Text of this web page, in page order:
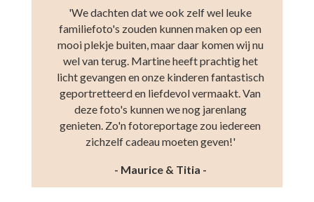
'We dachten dat we ook zelf wel leuke
familiefoto's zouden kunnen maken op een
mooi plekje buiten, maar daar komen wij nu
wel van terug. Martineheeft prachtig het
licht gevangen en onze kinderen fantastisch
geportretteerd en liefdevol vermaakt. Van
deze foto's kunnen we nog jarenlang
genieten. Zo'n fotoreportage zou iedereen
zichzelf cadeau moeten geven!'
- Maurice & Titia -